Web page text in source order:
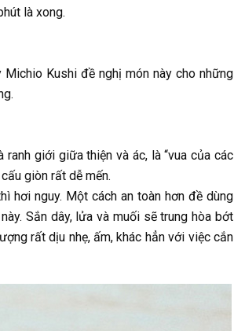
là xong.
Kushi đề nghị món này cho những
giới giữa thiện và ác, là “vua của các
giòn rất dễ mến.
hơi nguy. Một cách an toàn hơn đề dùng
Sắn dây, lửa và muối sẽ trung hòa bớt
rất dịu nhẹ, ấm, khác hẳn với việc cắn